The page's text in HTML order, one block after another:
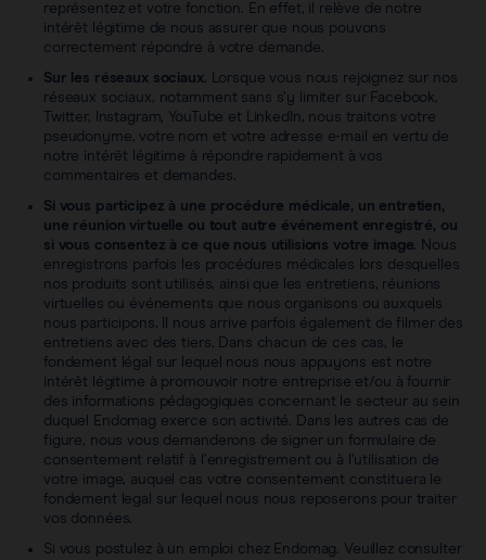
représentez et votre fonction. En effet, il relève de notre
intérêt légitime de nous assurer que nous pouvons
correctement répondre à votre demande.
Sur les réseaux sociaux. Lorsque vous nous rejoignez sur nos
réseaux sociaux, notamment sans s’y limiter sur Facebook,
Twitter, Instagram, YouTube et LinkedIn, nous traitons votre
pseudonyme, votre nom et votre adresse e-mail en vertu de
notre intérêt légitime à répondre rapidement à vos
commentaires et demandes.
Si vous participez à une procédure médicale, un entretien,
une réunion virtuelle ou tout autre événement enregistré, ou
si vous consentez à ce que nous utilisions votre image. Nous
enregistrons parfois les procédures médicales lors desquelles
nos produits sont utilisés, ainsi que les entretiens, réunions
virtuelles ou événements que nous organisons ou auxquels
nous participons. Il nous arrive parfois également de filmer des
entretiens avec des tiers. Dans chacun de ces cas, le
fondement légal sur lequel nous nous appuyons est notre
intérêt légitime à promouvoir notre entreprise et/ou à fournir
des informations pédagogiques concernant le secteur au sein
duquel Endomag exerce son activité. Dans les autres cas de
figure, nous vous demanderons de signer un formulaire de
consentement relatif à l’enregistrement ou à l’utilisation de
votre image, auquel cas votre consentement constituera le
fondement legal sur lequel nous nous reposerons pour traiter
vos données.
Si vous postulez à un emploi chez Endomag. Veuillez consulter